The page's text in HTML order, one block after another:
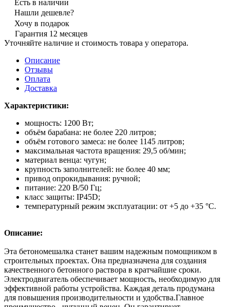
Есть в наличии
Нашли дешевле?
Хочу в подарок
Гарантия 12 месяцев
Уточняйте наличие и стоимость товара у оператора.
Описание
Отзывы
Оплата
Доставка
Характеристики:
мощность: 1200 Вт;
объём барабана: не более 220 литров;
объём готового замеса: не более 1145 литров;
максимальная частота вращения: 29,5 об/мин;
материал венца: чугун;
крупность заполнителей: не более 40 мм;
привод опрокидывания: ручной;
питание: 220 В/50 Гц;
класс защиты: IP45D;
температурный режим эксплуатации: от +5 до +35 °С.
Описание:
Эта бетономешалка станет вашим надежным помощником в
строительных проектах. Она предназначена для создания
качественного бетонного раствора в кратчайшие сроки.
Электродвигатель обеспечивает мощность, необходимую для
эффективной работы устройства. Каждая деталь продумана
для повышения производительности и удобства.Главное